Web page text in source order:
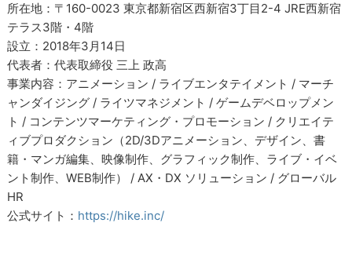
所在地：〒160-0023 東京都新宿区西新宿3丁目2-4 JRE西新宿
テラス3階・4階
設立：2018年3月14日
代表者：代表取締役 三上 政高
事業内容：アニメーション / ライブエンタテイメント / マーチ
ャンダイジング / ライツマネジメント / ゲームデベロップメン
ト / コンテンツマーケティング・プロモーション / クリエイテ
ィブプロダクション（2D/3Dアニメーション、デザイン、書
籍・マンガ編集、映像制作、グラフィック制作、ライブ・イベ
ント制作、WEB制作） / AX・DX ソリューション / グローバル
HR
公式サイト： https://hike.inc/